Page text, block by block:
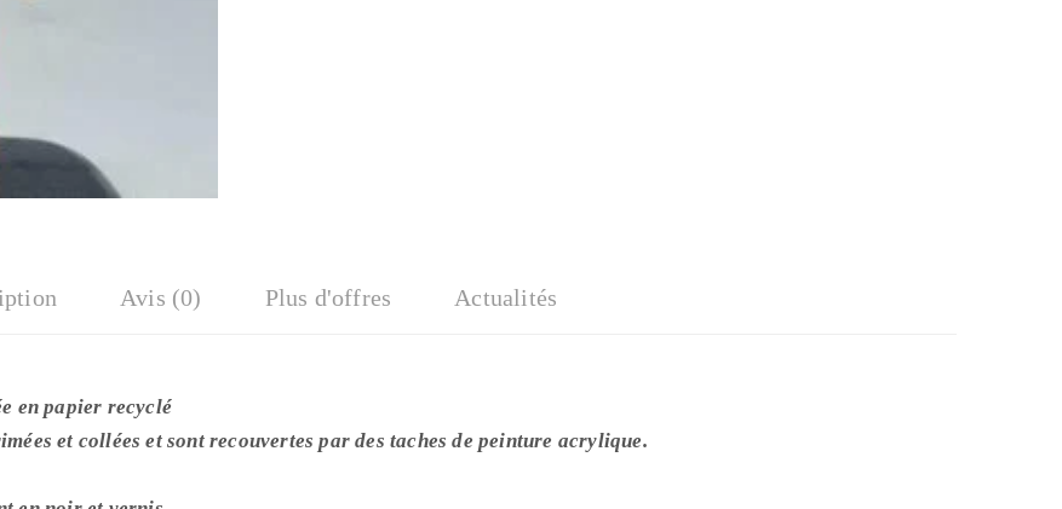
Avis (0) Plus d'offres Actualités
en papier recyclé
et collées et sont recouvertes par des taches de peinture acrylique.